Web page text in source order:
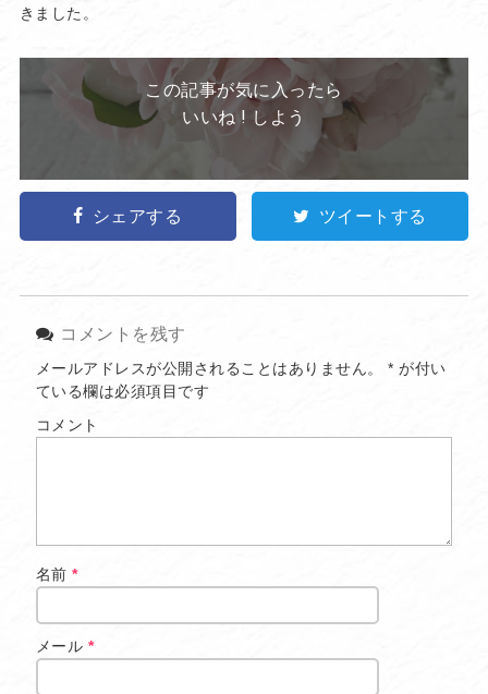
きました。
この記事が気に入ったら
いいね ! しよう
シェアする ツイートする
コメントを残す
メールアドレスが公開されることはありません。 * が付い
ている欄は必須項目です
コメント
名前*
メール *